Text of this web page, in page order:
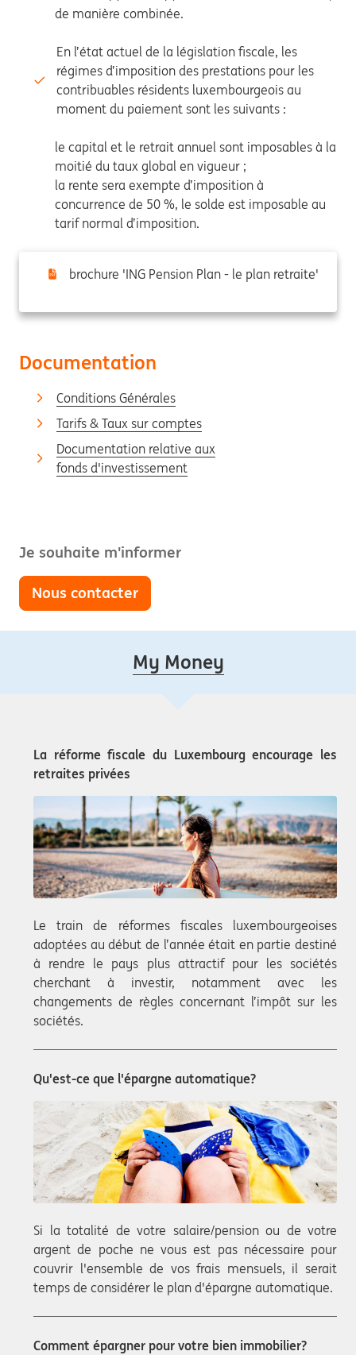
de manière combinée.
En l’état actuel de la législation fiscale, les
régimes d’imposition des prestations pour les
contribuables résidents luxembourgeois au
moment du paiement sont les suivants :
le capital et le retrait annuel sont imposables à la
moitié du taux global en vigueur ;
la rente sera exempte d’imposition à
concurrence de 50 %, le solde est imposable au
tarif normal d’imposition.
brochure 'ING Pension Plan - le plan retraite'
Documentation
Conditions Générales
Tarifs & Taux sur comptes
Documentation relative aux
fonds d'investissement
Je souhaite m'informer
Nous contacter
My Money
La réforme fiscale du Luxembourg encourage les
retraites privées
Le train de réformes fiscales luxembourgeoises
adoptées au début de l’année était en partie destiné
à rendre le pays plus attractif pour les sociétés
cherchant à investir, notamment avec les
changements de règles concernant l’impôt sur les
sociétés.
Qu'est-ce que l'épargne automatique?
Si la totalité de votre salaire/pension ou de votre
argent de poche ne vous est pas nécessaire pour
couvrir l'ensemble de vos frais mensuels, il serait
temps de considérer le plan d'épargne automatique.
Comment épargner pour votre bien immobilier?